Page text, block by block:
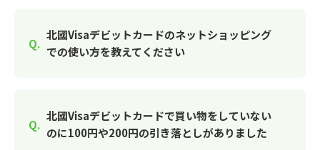
北國Visaデビットカードのネットショッピング
での使い方を教えてください
北國Visaデビットカードで買い物をしていない
のに100円や200円の引き落としがありました